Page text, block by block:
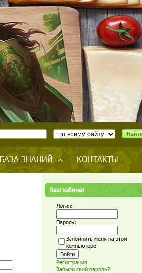
БАЗА ЗНАНИЙ КОНТАКТЫ
Ваш кабинет
Логин:
Пароль:
Запомнить меня на этом
компьютере
Регистрация
Забыли свой пароль?